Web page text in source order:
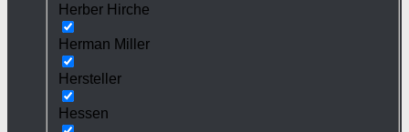
Herber Hirche
Herman Miller
Hersteller
Hessen